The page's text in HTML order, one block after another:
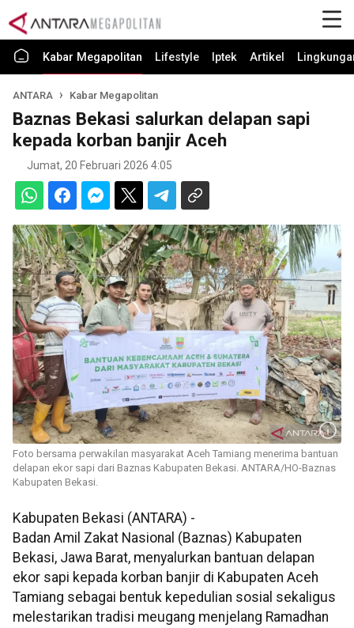
Kabar Megapolitan Lifestyle Iptek Artikel
ANTARA Kabar Megapolitan
Baznas Bekasi salurkan delapan sapi
kepada korban banjir Aceh
Jumat, 20 Februari 2026 4:05
Foto bersama perwakilan masyarakat Aceh Tamiang menerima bantuan
delapan ekor sapi dari Baznas Kabupaten Bekasi. ANTARA/HO-Baznas
Kabupaten Bekasi.
Kabupaten Bekasi (ANTARA) -
Badan Amil Zakat Nasional (Baznas) Kabupaten
Bekasi, Jawa Barat, menyalurkan bantuan delapan
ekor sapi kepada korban banjir di Kabupaten Aceh
Tamiang sebagai bentuk kepedulian sosial sekaligus
melestarikan tradisi meugang menjelang Ramadhan